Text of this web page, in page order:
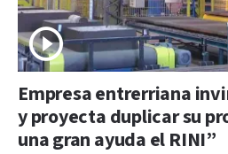
Empresa entrerriana
y proyecta duplicar su
una gran ayuda el RINI”